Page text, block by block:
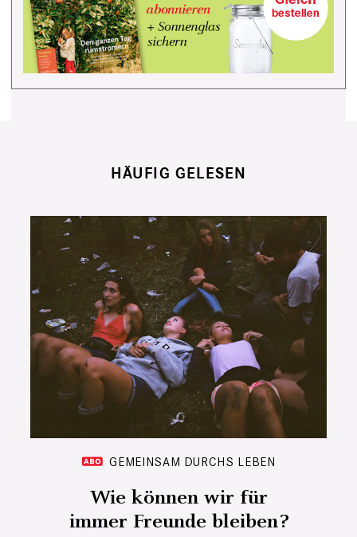
HÄUFIG GELESEN
GEMEINSAM DURCHS LEBEN
Wie können wir für
immer Freunde bleiben?